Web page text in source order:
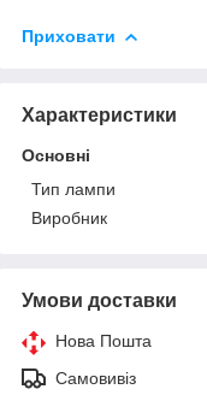
Приховати
Характеристики
Основні
Тип лампи
Виробник
Умови доставки
Нова Пошта
Самовивіз